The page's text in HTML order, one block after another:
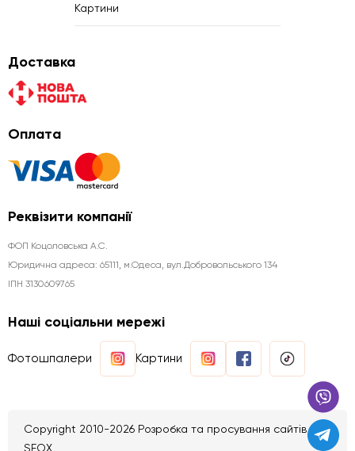
Картини
Доставка
Оплата
Реквізити компанії
ФОП Коцоловська А.С.
Юридична aдреса: 65111, м.Одеса, вул.Добровольського 134
ІПН 3130609765
Наші соціальни мережі
Фотошпалери Картини
Copyright 2010-2026 Розробка та просування сайтів
SEOX